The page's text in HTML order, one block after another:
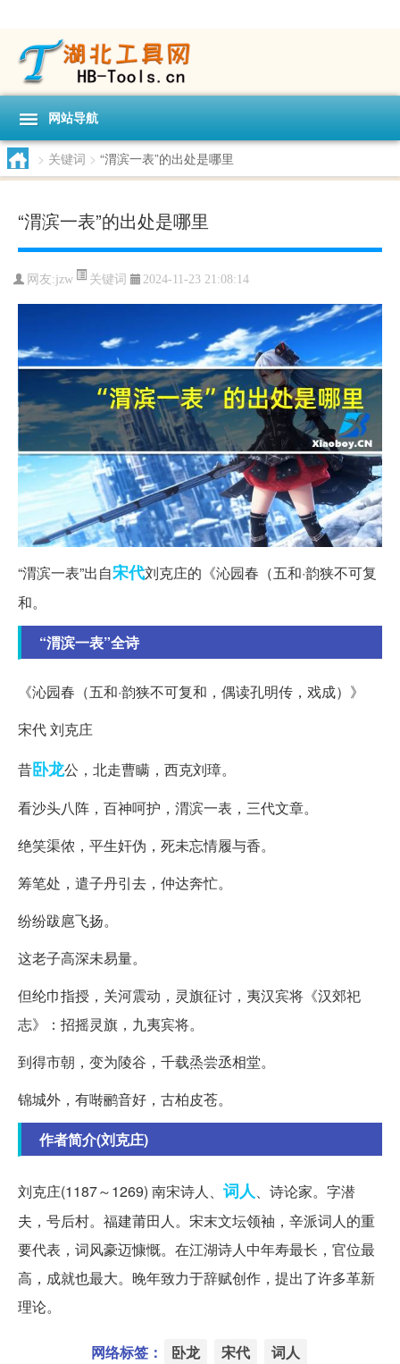
网站导航
> 关键词 > “渭滨一表”的出处是哪里
“渭滨一表”的出处是哪里
网友:jzw 关键词 2024-11-23 21:08:14
“渭滨一表”出自宋代刘克庄的《沁园春（五和·韵狭不可复
和。
“渭滨一表”全诗
《沁园春（五和·韵狭不可复和，偶读孔明传，戏成）》
宋代 刘克庄
昔卧龙公，北走曹瞒，西克刘璋。
看沙头八阵，百神呵护，渭滨一表，三代文章。
绝笑渠侬，平生奸伪，死未忘情履与香。
筹笔处，遣子丹引去，仲达奔忙。
纷纷跋扈飞扬。
这老子高深未易量。
但纶巾指授，关河震动，灵旗征讨，夷汉宾将《汉郊祀
志》：招摇灵旗，九夷宾将。
到得市朝，变为陵谷，千载烝尝丞相堂。
锦城外，有啭鹂音好，古柏皮苍。
作者简介(刘克庄)
刘克庄(1187～1269) 南宋诗人、 词人、诗论家。字潜
夫，号后村。福建莆田人。宋末文坛领袖，辛派词人的重
要代表，词风豪迈慷慨。在江湖诗人中年寿最长，官位最
高，成就也最大。晚年致力于辞赋创作，提出了许多革新
理论。
网络标签： 卧龙 宋代 词人